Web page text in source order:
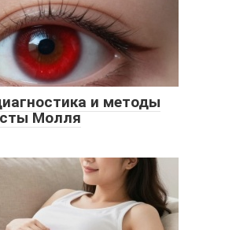
и методы
Молля